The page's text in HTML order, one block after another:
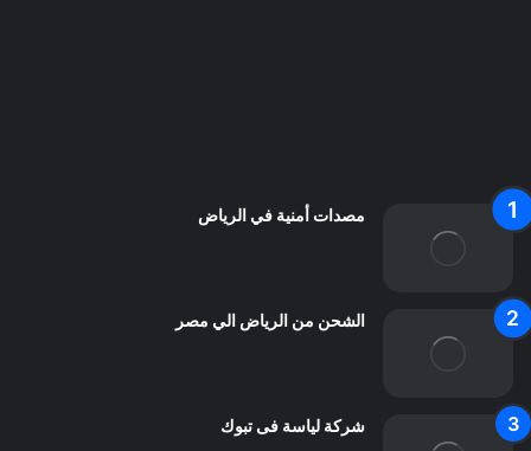
مصدات أمنية في الرياض
الشحن من الرياض الي مصر
شركة لياسة فى تبوك